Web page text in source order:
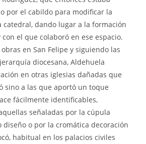
por el cabildo para modificar la
catedral, dando lugar a la formación
el que colaboró en ese espacio.
en San Felipe y siguiendo las
diocesana, Aldehuela
en otras iglesias dañadas que
sino a las que aportó un toque
fácilmente identificables,
señaladas por la cúpula
o por la cromática decoración
habitual en los palacios civiles